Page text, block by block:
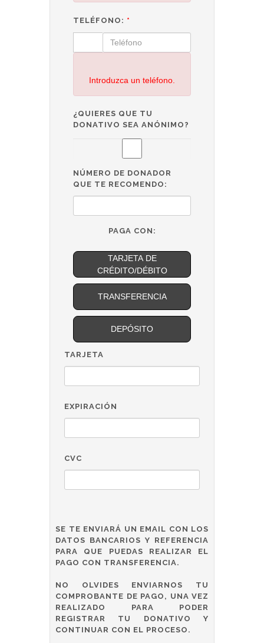
TELÉFONO: *
Introduzca un teléfono.
¿QUIERES QUE TU
DONATIVO SEA ANÓNIMO?
NÚMERO DE DONADOR
QUE TE RECOMENDO:
PAGA CON:
TARJETA DE
CRÉDITO/DÉBITO
TRANSFERENCIA
DEPÓSITO
TARJETA
EXPIRACIÓN
CVC
SE TE ENVIARÁ UN EMAIL CON LOS
DATOS BANCARIOS Y REFERENCIA
PARA QUE PUEDAS REALIZAR EL
PAGO CON TRANSFERENCIA.
NO OLVIDES ENVIARNOS TU
COMPROBANTE DE PAGO, UNA VEZ
REALIZADO PARA PODER
REGISTRAR TU DONATIVO Y
CONTINUAR CON EL PROCESO.